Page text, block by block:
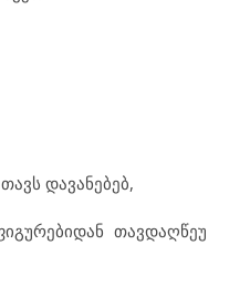
თავს დავანებებ,
გურებიდან თავდაღწეუ